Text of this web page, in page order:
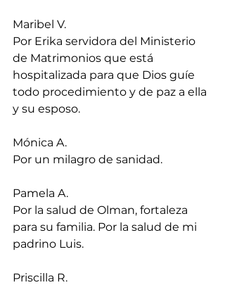
Maribel V.
Por Erika servidora del Ministerio
de Matrimonios que está
hospitalizada para que Dios guíe
todo procedimiento y de paz a ella
y su esposo.
Mónica A.
Por un milagro de sanidad.
Pamela A.
Por la salud de Olman, fortaleza
para su familia. Por la salud de mi
padrino Luis.
Priscilla R.